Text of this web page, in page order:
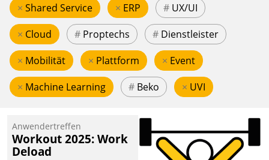
× Shared Service × ERP # UX/UI
× Cloud # Proptechs # Dienstleister
× Mobilität × Plattform × Event
× Machine Learning # Beko × UVI
Anwendertreffen
Workout 2025: Work
Deload